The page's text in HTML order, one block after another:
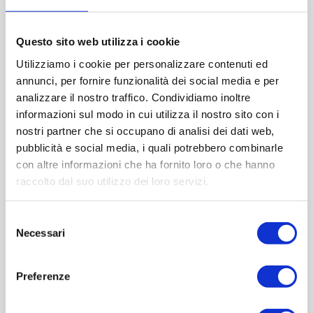
Questo sito web utilizza i cookie
Utilizziamo i cookie per personalizzare contenuti ed
annunci, per fornire funzionalità dei social media e per
analizzare il nostro traffico. Condividiamo inoltre
informazioni sul modo in cui utilizza il nostro sito con i
nostri partner che si occupano di analisi dei dati web,
pubblicità e social media, i quali potrebbero combinarle
con altre informazioni che ha fornito loro o che hanno
raccolto dal suo utilizzo dei loro servizi.
delNecessari
Preferenze
Please select the address you want to ship to